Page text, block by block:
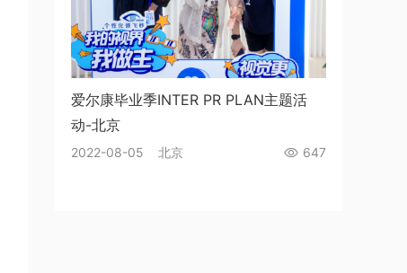
爱尔康毕业季INTER PR PLAN主题活
动-北京
2022-08-05 北京 647